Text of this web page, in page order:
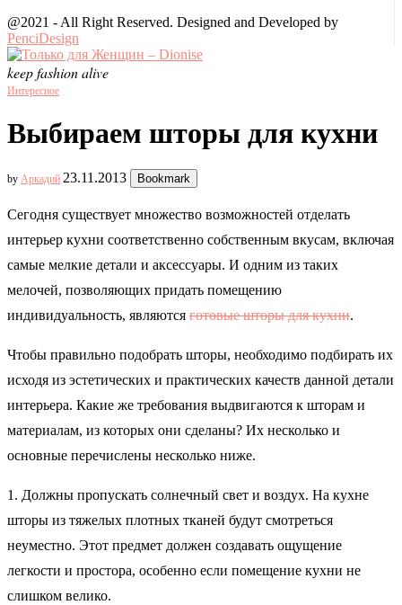
@2021 - All Right Reserved. Designed and Developed by
PenciDesign
keep fashion alive
Интересное
Выбираем шторы для кухни
by Аркадий 23.11.2013 Bookmark
Сегодня существует множество возможностей отделать
интерьер кухни соответственно собственным вкусам, включая
самые мелкие детали и аксессуары. И одним из таких
мелочей, позволяющих придать помещению
индивидуальность, являются готовые шторы для кухни.
Чтобы правильно подобрать шторы, необходимо подбирать их
исходя из эстетических и практических качеств данной детали
интерьера. Какие же требования выдвигаются к шторам и
материалам, из которых они сделаны? Их несколько и
основные перечислены несколько ниже.
1. Должны пропускать солнечный свет и воздух. На кухне
шторы из тяжелых плотных тканей будут смотреться
неуместно. Этот предмет должен создавать ощущение
легкости и простора, особенно если помещение кухни не
слишком велико.